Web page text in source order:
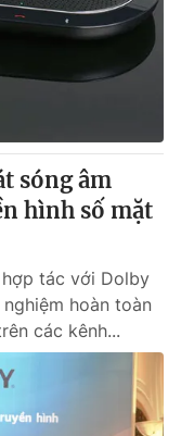
sóng âm
hình số mặt
tác với Dolby
hoàn toàn
các kênh...